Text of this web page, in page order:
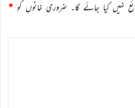
نہیں کیا جائے گا۔ ضروری خانوں کو *